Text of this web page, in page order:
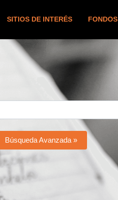
SITIOS DE INTERÉS FONDOS
Búsqueda Avanzada »